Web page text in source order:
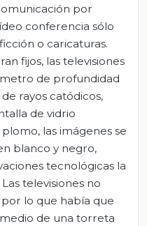
por
conferencia sólo
o caricaturas.
fijos, las televisiones
de profundidad
rayos catódicos,
de vidrio
las imágenes se
blanco y negro,
tecnológicas la
televisiones no
lo que había que
de una torreta